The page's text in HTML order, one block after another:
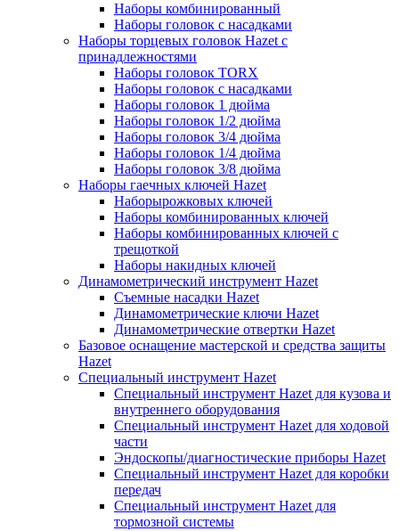
Наборы комбинированный
Наборы головок с насадками
Наборы торцевых головок Hazet с
принадлежностями
Наборы головок TORX
Наборы головок с насадками
Наборы головок 1 дюйма
Наборы головок 1/2 дюйма
Наборы головок 3/4 дюйма
Наборы головок 1/4 дюйма
Наборы головок 3/8 дюйма
Наборы гаечных ключей Hazet
Наборырожковых ключей
Наборы комбинированных ключей
Наборы комбинированных ключей с
трещоткой
Наборы накидных ключей
Динамометрический инструмент Hazet
Съемные насадки Hazet
Динамометрические ключи Hazet
Динамометрические отвертки Hazet
Базовое оснащение мастерской и средства защиты
Hazet
Специальный инструмент Hazet
Специальный инструмент Hazet для кузова и
внутреннего оборудования
Специальный инструмент Hazet для ходовой
части
Эндоскопы/диагностические приборы Hazet
Специальный инструмент Hazet для коробки
передач
Специальный инструмент Hazet для
тормозной системы